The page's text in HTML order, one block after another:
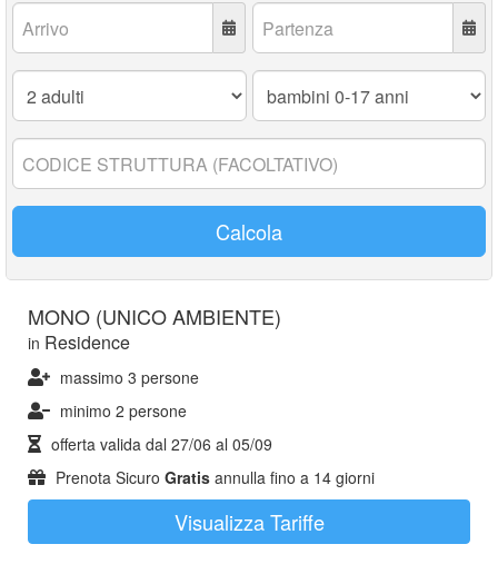
Arrivo: Partenza:
Adulti:
Bambini
17
Codice
struttura:
Calcola
MONO (UNICO AMBIENTE)
in Residence
massimo 3 persone
minimo 2 persone
offerta valida dal 27/06 al 05/09
Prenota Sicuro Gratis annulla fino a 14 giorni
Visualizza Tariffe